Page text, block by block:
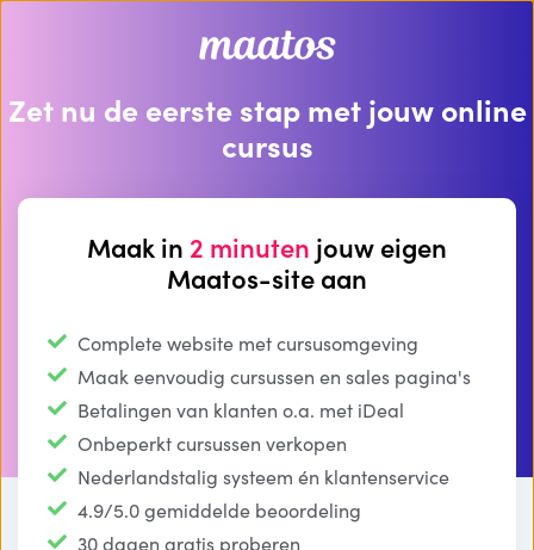
Zet nu de eerste stap met jouw online
cursus
Maak in 2 minuten jouw eigen
Maatos-site aan
Complete website met cursusomgeving
Maak eenvoudig cursussen en sales pagina's
Betalingen van klanten o.a. met iDeal
Onbeperkt cursussen verkopen
Nederlandstalig systeem én klantenservice
4.9/5.0 gemiddelde beoordeling
30 dagen gratis proberen